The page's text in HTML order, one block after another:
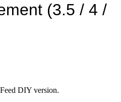
(3.5 / 4 /
DIY version.